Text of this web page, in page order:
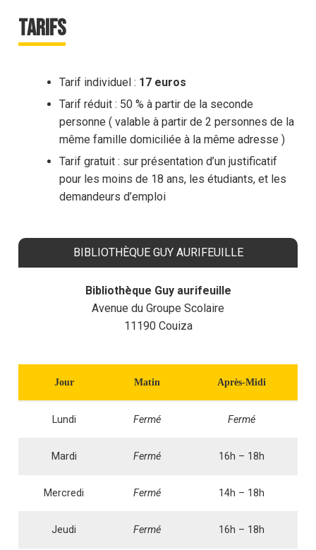
TARIFS
Tarif individuel : 17 euros
Tarif réduit : 50 % à partir de la seconde
personne ( valable à partir de 2 personnes de la
même famille domiciliée à la même adresse )
Tarif gratuit : sur présentation d’un justificatif
pour les moins de 18 ans, les étudiants, et les
demandeurs d’emploi
BIBLIOTHÈQUE GUY AURIFEUILLE
Bibliothèque Guy aurifeuille
Avenue du Groupe Scolaire
11190 Couiza
Jour Matin Après-Midi
Lundi Fermé Fermé
Mardi Fermé 16h – 18h
Mercredi Fermé 14h – 18h
Jeudi Fermé 16h – 18h